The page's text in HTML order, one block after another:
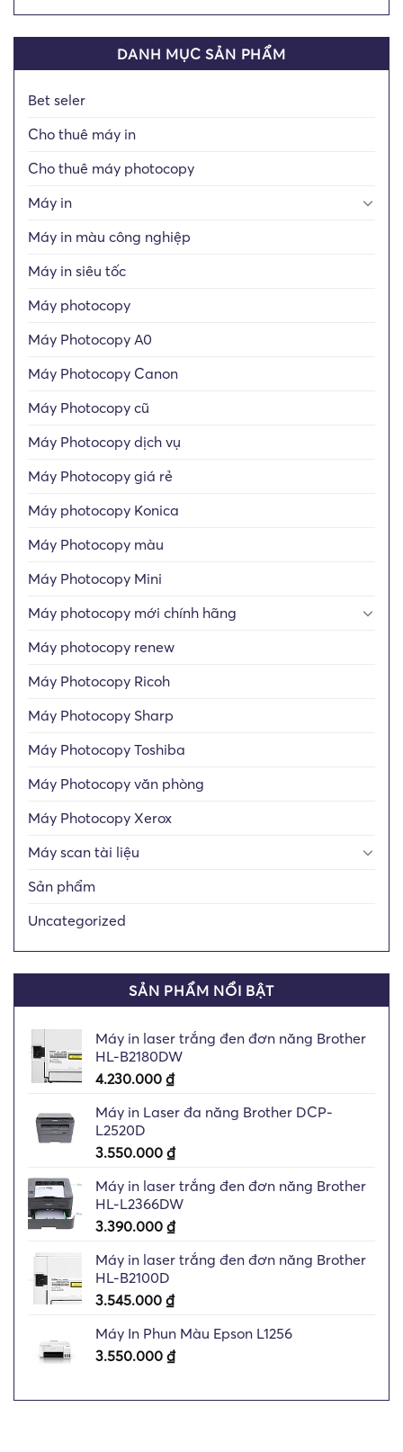
DANH MỤC SẢN PHẨM
Bet seler
Cho thuê máy in
Cho thuê máy photocopy
Máy in
Máy in màu công nghiệp
Máy in siêu tốc
Máy photocopy
Máy Photocopy A0
Máy Photocopy Canon
Máy Photocopy cũ
Máy Photocopy dịch vụ
Máy Photocopy giá rẻ
Máy photocopy Konica
Máy Photocopy màu
Máy Photocopy Mini
Máy photocopy mới chính hãng
Máy photocopy renew
Máy Photocopy Ricoh
Máy Photocopy Sharp
Máy Photocopy Toshiba
Máy Photocopy văn phòng
Máy Photocopy Xerox
Máy scan tài liệu
Sản phẩm
Uncategorized
SẢN PHẨM NỔI BẬT
Máy in laser trắng đen đơn năng Brother
HL-B2180DW
4.230.000 ₫
Máy in Laser đa năng Brother DCP-
L2520D
3.550.000 ₫
Máy in laser trắng đen đơn năng Brother
HL-L2366DW
3.390.000 ₫
Máy in laser trắng đen đơn năng Brother
HL-B2100D
3.545.000 ₫
Máy In Phun Màu Epson L1256
3.550.000 ₫